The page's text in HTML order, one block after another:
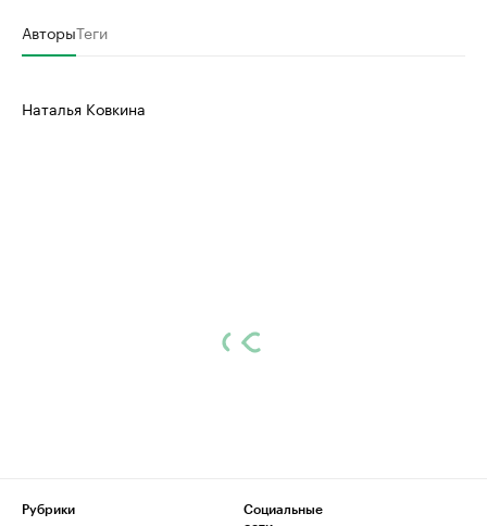
АвторыТеги
Наталья Ковкина
Рубрики
Социальные